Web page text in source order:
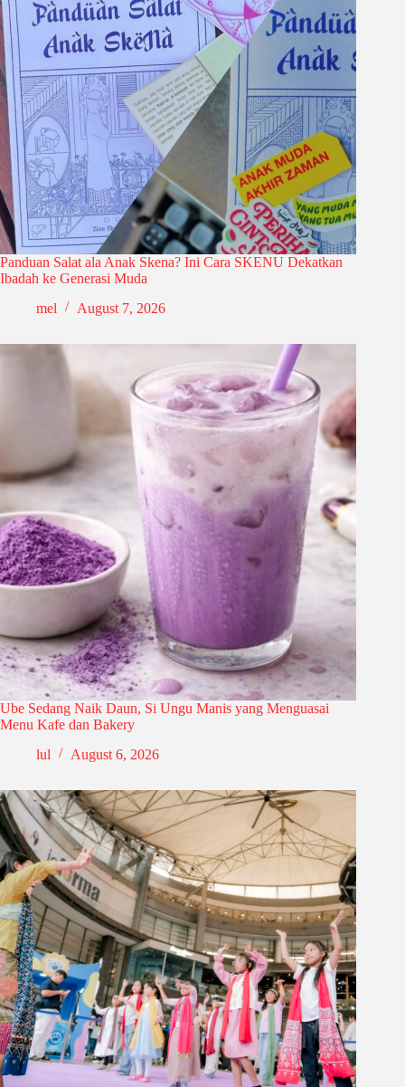
Panduan Salat ala Anak Skena? Ini Cara SKENU Dekatkan
Ibadah ke Generasi Muda
mel
August 7, 2026
Ube Sedang Naik Daun, Si Ungu Manis yang Menguasai
Menu Kafe dan Bakery
lul
August 6, 2026